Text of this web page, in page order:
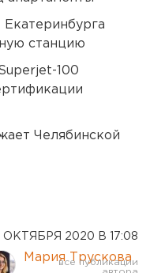
станцию
100
Челябинской
ОКТЯБРЯ 2020 В 17:08
Мария Трускова